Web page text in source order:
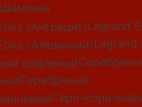
Шампань
Legrand
Серебряный
Серо-